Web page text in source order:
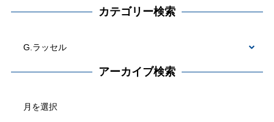
カテゴリー検索
アーカイブ検索